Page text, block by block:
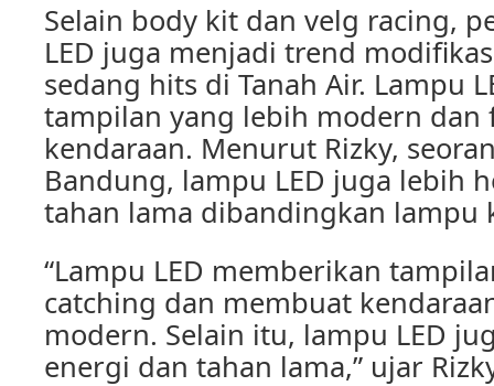
Selain body kit dan velg racing,
LED juga menjadi trend
sedang hits di Tanah Air. Lampu
tampilan yang lebih modern
kendaraan. Menurut Rizky,
Bandung, lampu LED juga lebih
tahan lama dibandingkan lampu
“Lampu LED memberikan
catching dan membuat
modern. Selain itu, lampu LED
energi dan tahan lama,” ujar